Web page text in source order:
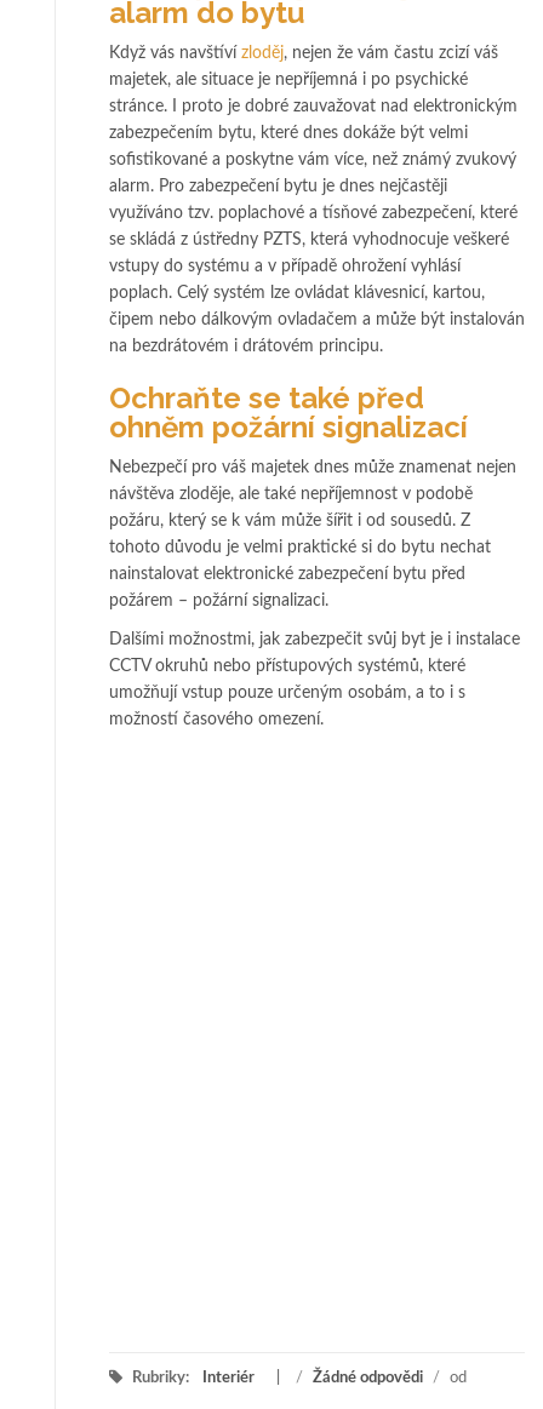
alarm do bytu
Když vás navštíví zloděj, nejen že vám častu zcizí váš
majetek, ale situace je nepříjemná i po psychické
stránce. I proto je dobré zauvažovat nad elektronickým
zabezpečením bytu, které dnes dokáže být velmi
sofistikované a poskytne vám více, než známý zvukový
alarm. Pro zabezpečení bytu je dnes nejčastěji
využíváno tzv. poplachové a tísňové zabezpečení, které
se skládá z ústředny PZTS, která vyhodnocuje veškeré
vstupy do systému a v případě ohrožení vyhlásí
poplach. Celý systém lze ovládat klávesnicí, kartou,
čipem nebo dálkovým ovladačem a může být instalován
na bezdrátovém i drátovém principu.
Ochraňte se také před
ohněm požární signalizací
Nebezpečí pro váš majetek dnes může znamenat nejen
návštěva zloděje, ale také nepříjemnost v podobě
požáru, který se k vám může šířit i od sousedů. Z
tohoto důvodu je velmi praktické si do bytu nechat
nainstalovat elektronické zabezpečení bytu před
požárem – požární signalizaci.
Dalšími možnostmi, jak zabezpečit svůj byt je i instalace
CCTV okruhů nebo přístupových systémů, které
umožňují vstup pouze určeným osobám, a to i s
možností časového omezení.
Rubriky: Interiér / Žádné odpovědi / od